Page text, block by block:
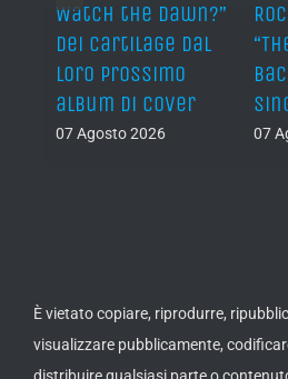
Watch the Dawn?”
dei Cartilage dal
loro prossimo
album di cover
07 Agosto 2026 07
È vietato copiare, riprodurre,
visualizzare pubblicamente,